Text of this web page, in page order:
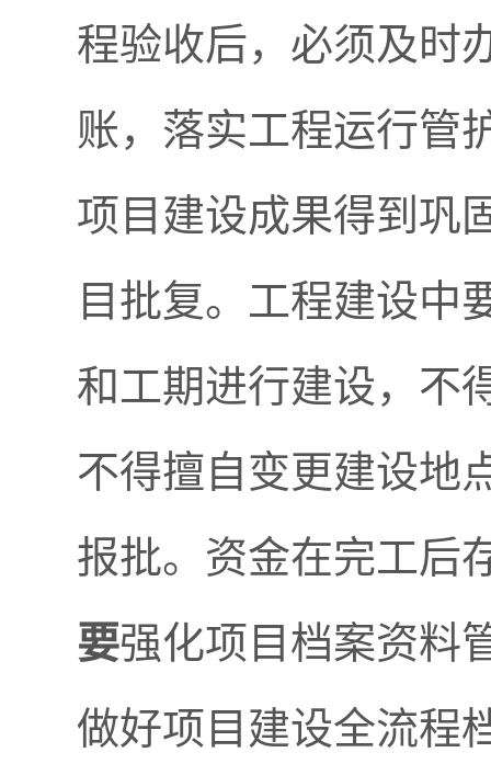
程验收后，必须及时
账，落实工程运行管
项目建设成果得到巩
目批复。工程建设中
和工期进行建设，不
不得擅自变更建设地
报批。资金在完工后
要强化项目档案资料
做好项目建设全流程